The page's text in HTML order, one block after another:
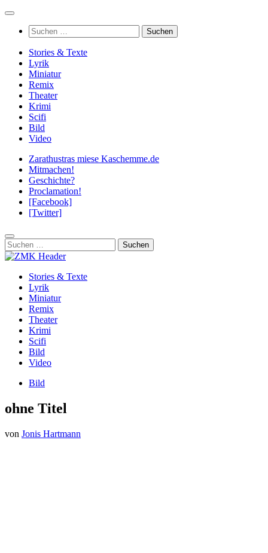
Zum
springenSuchen
nach:
Stories & Texte
Lyrik
Miniatur
Remix
Theater
Krimi
Scifi
Bild
Video
Zarathustras miese Kaschemme.de
Mitmachen!
Geschichte?
Proclamation!
[Facebook]
[Twitter]
Suchen
nach:
Stories & Texte
Lyrik
Miniatur
Remix
Theater
Krimi
Scifi
Bild
Video
Bild
ohne Titel
von Jonis Hartmann